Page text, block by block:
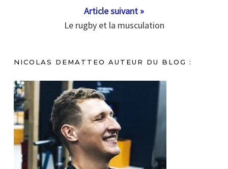
Article suivant »
Le rugby et la musculation
NICOLAS DEMATTEO AUTEUR DU BLOG :